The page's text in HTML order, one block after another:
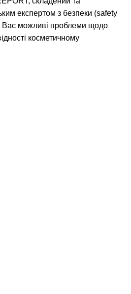
експертом з безпеки (safety
Вас можливі проблеми щодо
косметичному